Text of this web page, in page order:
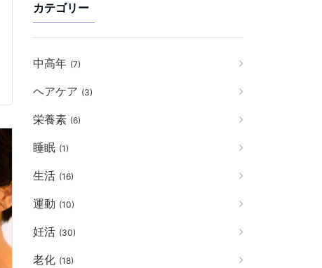
カテゴリー
中高年 (7)
ヘアケア (3)
栄養素 (6)
睡眠 (1)
生活 (16)
運動 (10)
妊活 (30)
老化 (18)